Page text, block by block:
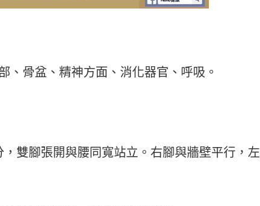
、骨盆、精神方面、消化器官、呼吸。
雙腳張開與腰同寬站立。右腳與牆壁平行，左